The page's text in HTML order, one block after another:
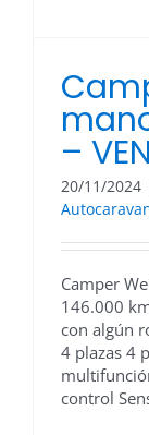
–
20/11/2024
Camper
146.000
con algún
4 plazas 4
control